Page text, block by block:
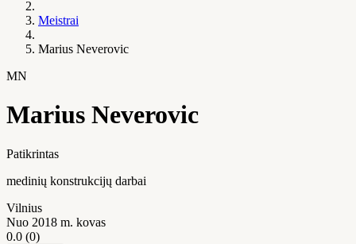
Meistrai
Marius Neverovic
MN
Marius Neverovic
Patikrintas
medinių konstrukcijų darbai
Vilnius
Nuo 2018 m. kovas
0.0 (0)